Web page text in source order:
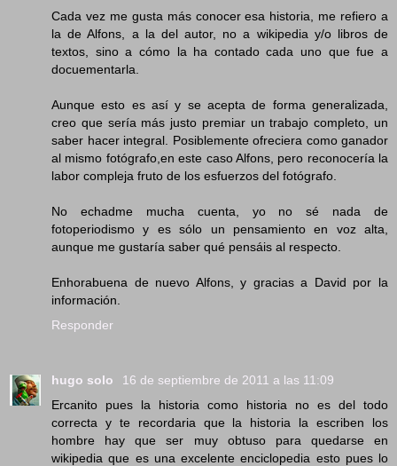
Cada vez me gusta más conocer esa historia, me refiero a
la de Alfons, a la del autor, no a wikipedia y/o libros de
textos, sino a cómo la ha contado cada uno que fue a
docuementarla.
Aunque esto es así y se acepta de forma generalizada,
creo que sería más justo premiar un trabajo completo, un
saber hacer integral. Posiblemente ofreciera como ganador
al mismo fotógrafo,en este caso Alfons, pero reconocería la
labor compleja fruto de los esfuerzos del fotógrafo.
No echadme mucha cuenta, yo no sé nada de
fotoperiodismo y es sólo un pensamiento en voz alta,
aunque me gustaría saber qué pensáis al respecto.
Enhorabuena de nuevo Alfons, y gracias a David por la
información.
Responder
hugo solo
16 de septiembre de 2011 a las 11:09
Ercanito pues la historia como historia no es del todo
correcta y te recordaria que la historia la escriben los
hombre hay que ser muy obtuso para quedarse en
wikipedia que es una excelente enciclopedia esto pues lo